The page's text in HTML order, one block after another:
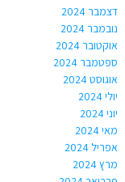
דצמבר 2024
נובמבר 2024
אוקטובר 2024
ספטמבר 2024
אוגוסט 2024
יולי 2024
יוני 2024
מאי 2024
אפריל 2024
מרץ 2024